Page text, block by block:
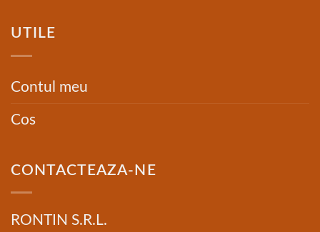
UTILE
Contul meu
Cos
CONTACTEAZA-NE
RONTIN S.R.L.